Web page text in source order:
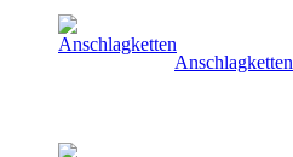
Anschlagketten